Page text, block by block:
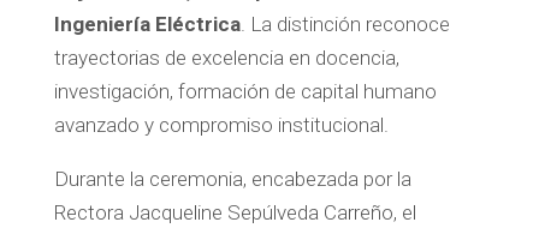
Ingeniería Eléctrica. La distinción reconoce
trayectorias de excelencia en docencia,
investigación, formación de capital humano
avanzado y compromiso institucional.
Durante la ceremonia, encabezada por la
Rectora Jacqueline Sepúlveda Carreño, el